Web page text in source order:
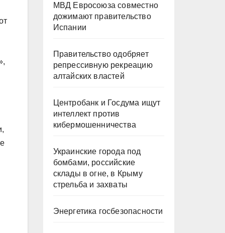
МВД Евросоюза совместно
дожимают правительство
Испании
Правительство одобряет
репрессивную рекреацию
алтайских властей
Центробанк и Госдума ищут
интеллект против
кибермошенничества
Украинские города под
бомбами, российские
склады в огне, в Крыму
стрельба и захваты
Энергетика госбезопасности